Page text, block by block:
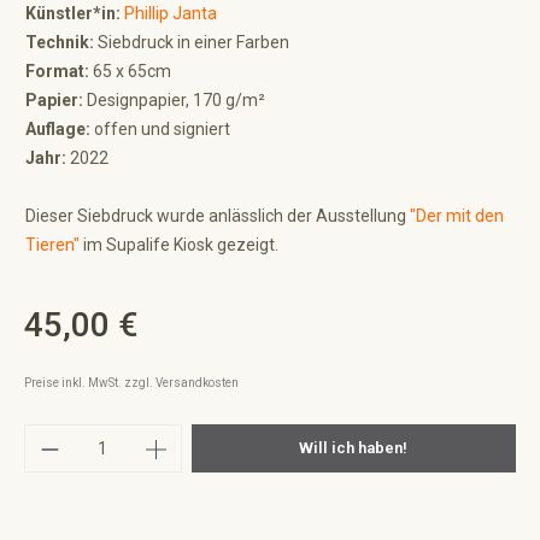
Künstler*in: Phillip Janta
Technik: Siebdruck in einer Farben
Format: 65 x 65cm
Papier: Designpapier, 170 g/m²
Auflage: offen und signiert
Jahr: 2022
Dieser Siebdruck wurde anlässlich der Ausstellung "Der mit den
Tieren" im Supalife Kiosk gezeigt.
Regulärer Preis:
45,00 €
Preise inkl. MwSt. zzgl. Versandkosten
Produkt Anzahl: Gib den gewünschten
Will ich haben!